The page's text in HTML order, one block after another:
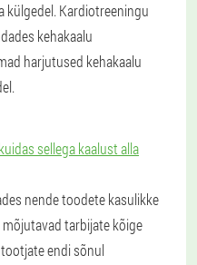
külgedel. Kardiotreeningu
kehakaalu
harjutused kehakaalu
sellega kaalust alla
nende toodete kasulikke
tarbijate kõige
endi sõnul